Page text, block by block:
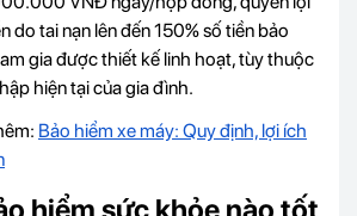
do tai nạn lên đến 150% số tiền bảo
gia được thiết kế linh hoạt, tùy thuộc
hiện tại của gia đình.
Bảo hiểm xe máy: Quy định, lợi ích